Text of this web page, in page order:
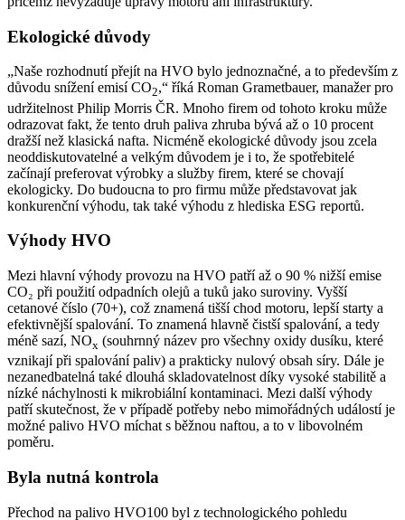
Ekologické důvody
„Naše rozhodnutí přejít na HVO bylo jednoznačné, a to především z
důvodu snížení emisí CO2,“ říká Roman Grametbauer, manažer pro
udržitelnost Philip Morris ČR. Mnoho firem od tohoto kroku může
odrazovat fakt, že tento druh paliva zhruba bývá až o 10 procent
dražší než klasická nafta. Nicméně ekologické důvody jsou zcela
neoddiskutovatelné a velkým důvodem je i to, že spotřebitelé
začínají preferovat výrobky a služby firem, které se chovají
ekologicky. Do budoucna to pro firmu může představovat jak
konkurenční výhodu, tak také výhodu z hlediska ESG reportů.
Výhody HVO
Mezi hlavní výhody provozu na HVO patří až o 90 % nižší emise
CO₂ při použití odpadních olejů a tuků jako suroviny. Vyšší
cetanové číslo (70+), což znamená tišší chod motoru, lepší starty a
efektivnější spalování. To znamená hlavně čistší spalování, a tedy
méně sazí, NOx (souhrnný název pro všechny oxidy dusíku, které
vznikají při spalování paliv) a prakticky nulový obsah síry. Dále je
nezanedbatelná také dlouhá skladovatelnost díky vysoké stabilitě a
nízké náchylnosti k mikrobiální kontaminaci. Mezi další výhody
patří skutečnost, že v případě potřeby nebo mimořádných událostí je
možné palivo HVO míchat s běžnou naftou, a to v libovolném
poměru.
Byla nutná kontrola
Přechod na palivo HVO100 byl z technologického pohledu